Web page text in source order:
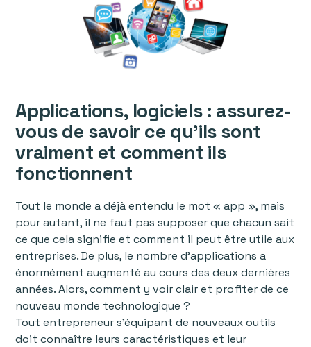
Applications, logiciels : assurez-
vous de savoir ce qu'ils sont
vraiment et comment ils
fonctionnent
Tout le monde a déjà entendu le mot « app », mais
pour autant, il ne faut pas supposer que chacun sait
ce que cela signifie et comment il peut être utile aux
entreprises. De plus, le nombre d'applications a
énormément augmenté au cours des deux dernières
années. Alors, comment y voir clair et profiter de ce
nouveau monde technologique ?
Tout entrepreneur s’équipant de nouveaux outils
doit connaître leurs caractéristiques et leur